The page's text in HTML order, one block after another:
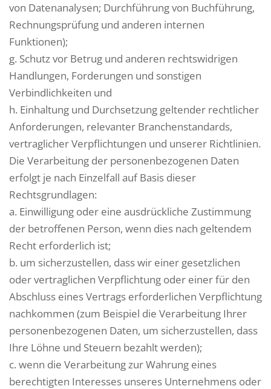
von Datenanalysen; Durchführung von Buchführung,
Rechnungsprüfung und anderen internen
Funktionen);
g. Schutz vor Betrug und anderen rechtswidrigen
Handlungen, Forderungen und sonstigen
Verbindlichkeiten und
h. Einhaltung und Durchsetzung geltender rechtlicher
Anforderungen, relevanter Branchenstandards,
vertraglicher Verpflichtungen und unserer Richtlinien.
Die Verarbeitung der personenbezogenen Daten
erfolgt je nach Einzelfall auf Basis dieser
Rechtsgrundlagen:
a. Einwilligung oder eine ausdrückliche Zustimmung
der betroffenen Person, wenn dies nach geltendem
Recht erforderlich ist;
b. um sicherzustellen, dass wir einer gesetzlichen
oder vertraglichen Verpflichtung oder einer für den
Abschluss eines Vertrags erforderlichen Verpflichtung
nachkommen (zum Beispiel die Verarbeitung Ihrer
personenbezogenen Daten, um sicherzustellen, dass
Ihre Löhne und Steuern bezahlt werden);
c. wenn die Verarbeitung zur Wahrung eines
berechtigten Interesses unseres Unternehmens oder